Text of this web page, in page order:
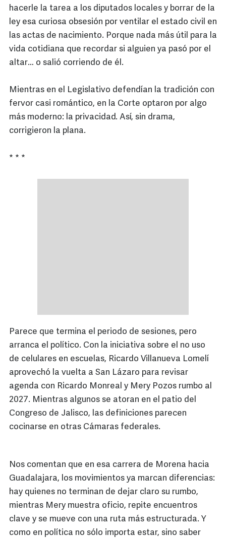
hacerle la tarea a los diputados locales y borrar de la
ley esa curiosa obsesión por ventilar el estado civil en
las actas de nacimiento. Porque nada más útil para la
vida cotidiana que recordar si alguien ya pasó por el
altar… o salió corriendo de él.
Mientras en el Legislativo defendían la tradición con
fervor casi romántico, en la Corte optaron por algo
más moderno: la privacidad. Así, sin drama,
corrigieron la plana.
* * *
Parece que termina el periodo de sesiones, pero
arranca el político. Con la iniciativa sobre el no uso
de celulares en escuelas, Ricardo Villanueva Lomelí
aprovechó la vuelta a San Lázaro para revisar
agenda con Ricardo Monreal y Mery Pozos rumbo al
2027. Mientras algunos se atoran en el patio del
Congreso de Jalisco, las definiciones parecen
cocinarse en otras Cámaras federales.
Nos comentan que en esa carrera de Morena hacia
Guadalajara, los movimientos ya marcan diferencias:
hay quienes no terminan de dejar claro su rumbo,
mientras Mery muestra oficio, repite encuentros
clave y se mueve con una ruta más estructurada. Y
como en política no sólo importa estar, sino saber